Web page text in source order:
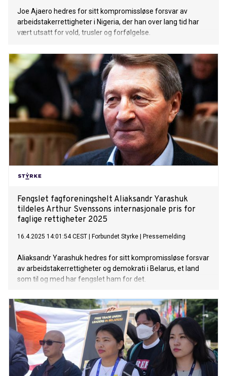
Joe Ajaero hedres for sitt kompromissløse forsvar av
arbeidstakerrettigheter i Nigeria, der han over lang tid har
vært utsatt for vold, trusler og forfølgelse.
Fengslet fagforeningshelt Aliaksandr Yarashuk
tildeles Arthur Svenssons internasjonale pris for
faglige rettigheter 2025
16.4.2025 14:01:54 CEST Forbundet Styrke Pressemelding
Aliaksandr Yarashuk hedres for sitt kompromissløse forsvar
av arbeidstakerrettigheter og demokrati i Belarus, et land
som til og med har fengslet ham for det.